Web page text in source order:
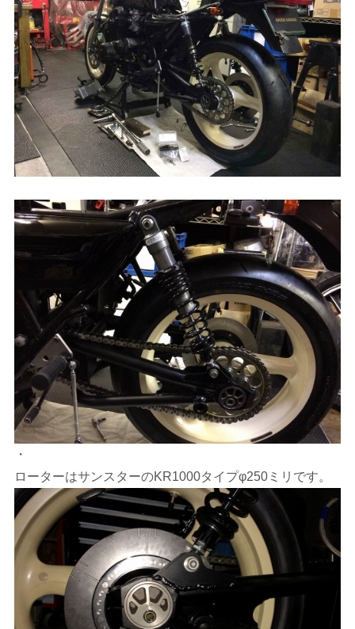
・
ローターはサンスターのKR1000タイプφ250ミリです。